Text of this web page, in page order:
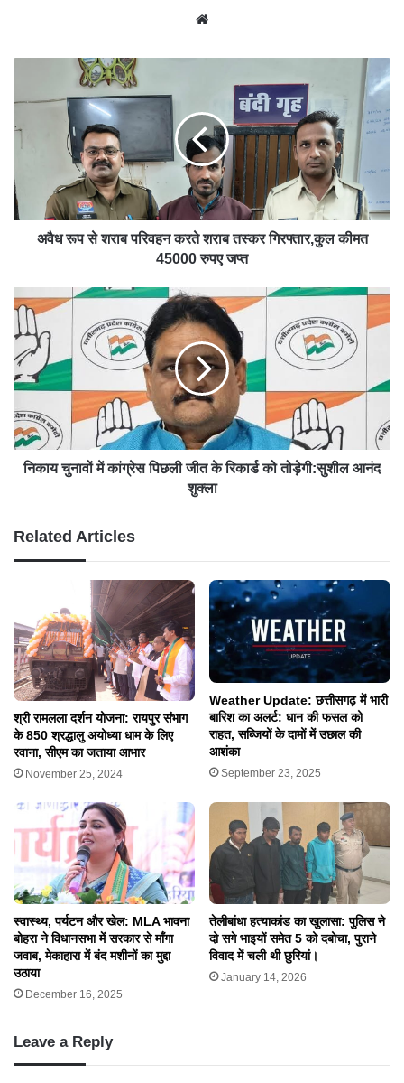
e
अवैध रूप से शराब परिवहन करते शराब तस्कर गिरफ्तार,कुल कीमत
45000 रुपए जप्त
निकाय चुनावों में कांग्रेस पिछली जीत के रिकार्ड को तोड़ेगी:सुशील आनंद
शुक्ला
Related Articles
श्री रामलला दर्शन योजना: रायपुर संभाग
के 850 श्रद्धालु अयोध्या धाम के लिए
रवाना, सीएम का जताया आभार
November 25, 2024
Weather Update: छत्तीसगढ़ में भारी
बारिश का अलर्ट: धान की फसल को
राहत, सब्जियों के दामों में उछाल की
आशंका
September 23, 2025
स्वास्थ्य, पर्यटन और खेल: MLA भावना
बोहरा ने विधानसभा में सरकार से माँगा
जवाब, मेकाहारा में बंद मशीनों का मुद्दा
उठाया
December 16, 2025
तेलीबांधा हत्याकांड का खुलासा: पुलिस ने
दो सगे भाइयों समेत 5 को दबोचा, पुराने
विवाद में चली थी छुरियां।
January 14, 2026
Leave a Reply